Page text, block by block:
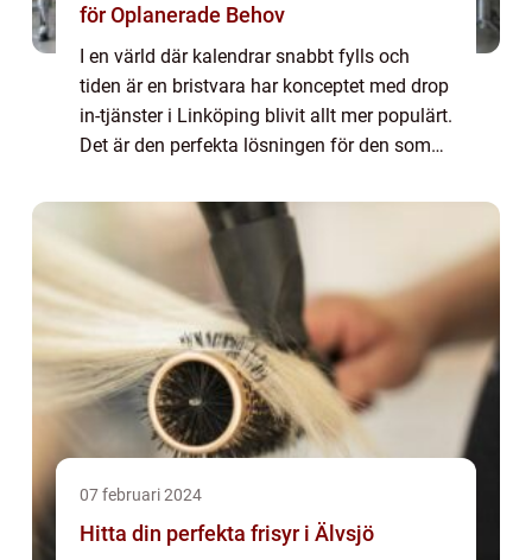
för Oplanerade Behov
I en värld där kalendrar snabbt fylls och
tiden är en bristvara har konceptet med drop
in-tjänster i Linköping blivit allt mer populärt.
Det är den perfekta lösningen för den som
07 februari 2024
Hitta din perfekta frisyr i Älvsjö